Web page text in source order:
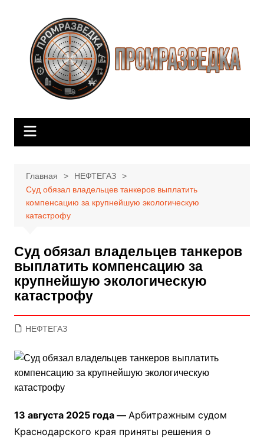
содержимому
Главная
НЕФТЕГАЗ
Суд обязал владельцев танкеров выплатить
компенсацию за крупнейшую экологическую
катастрофу
Суд обязал владельцев танкеров
выплатить компенсацию за
крупнейшую экологическую
катастрофу
НЕФТЕГАЗ
13 августа 2025 года — Арбитражным судом
Краснодарского края приняты решения о